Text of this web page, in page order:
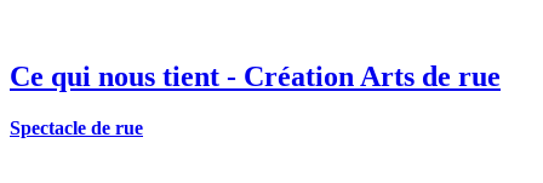
Ce qui nous tient - Création Arts de rue
Spectacle de rue